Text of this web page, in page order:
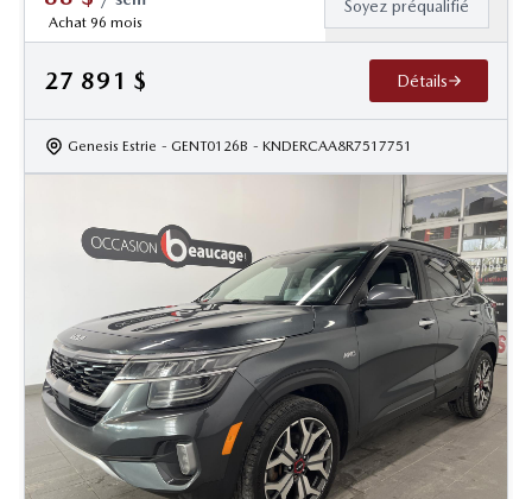
Achat 96 mois
Soyez préqualifié
27 891 $ Détails
Genesis Estrie - GENT0126B - KNDERCAA8R7517751